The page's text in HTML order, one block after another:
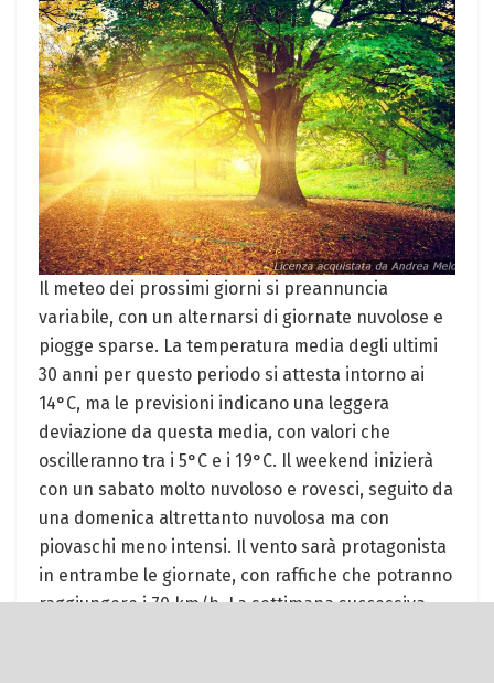
Il meteo dei prossimi giorni si preannuncia
variabile, con un alternarsi di giornate nuvolose e
piogge sparse. La temperatura media degli ultimi
30 anni per questo periodo si attesta intorno ai
14°C, ma le previsioni indicano una leggera
deviazione da questa media, con valori che
oscilleranno tra i 5°C e i 19°C. Il weekend inizierà
con un sabato molto nuvoloso e rovesci, seguito da
una domenica altrettanto nuvolosa ma con
piovaschi meno intensi. Il vento sarà protagonista
in entrambe le giornate, con raffiche che potranno
raggiungere i 70 km/h. La settimana successiva